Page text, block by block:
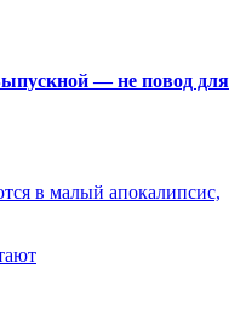
— не повод для
в малый апокалипсис,